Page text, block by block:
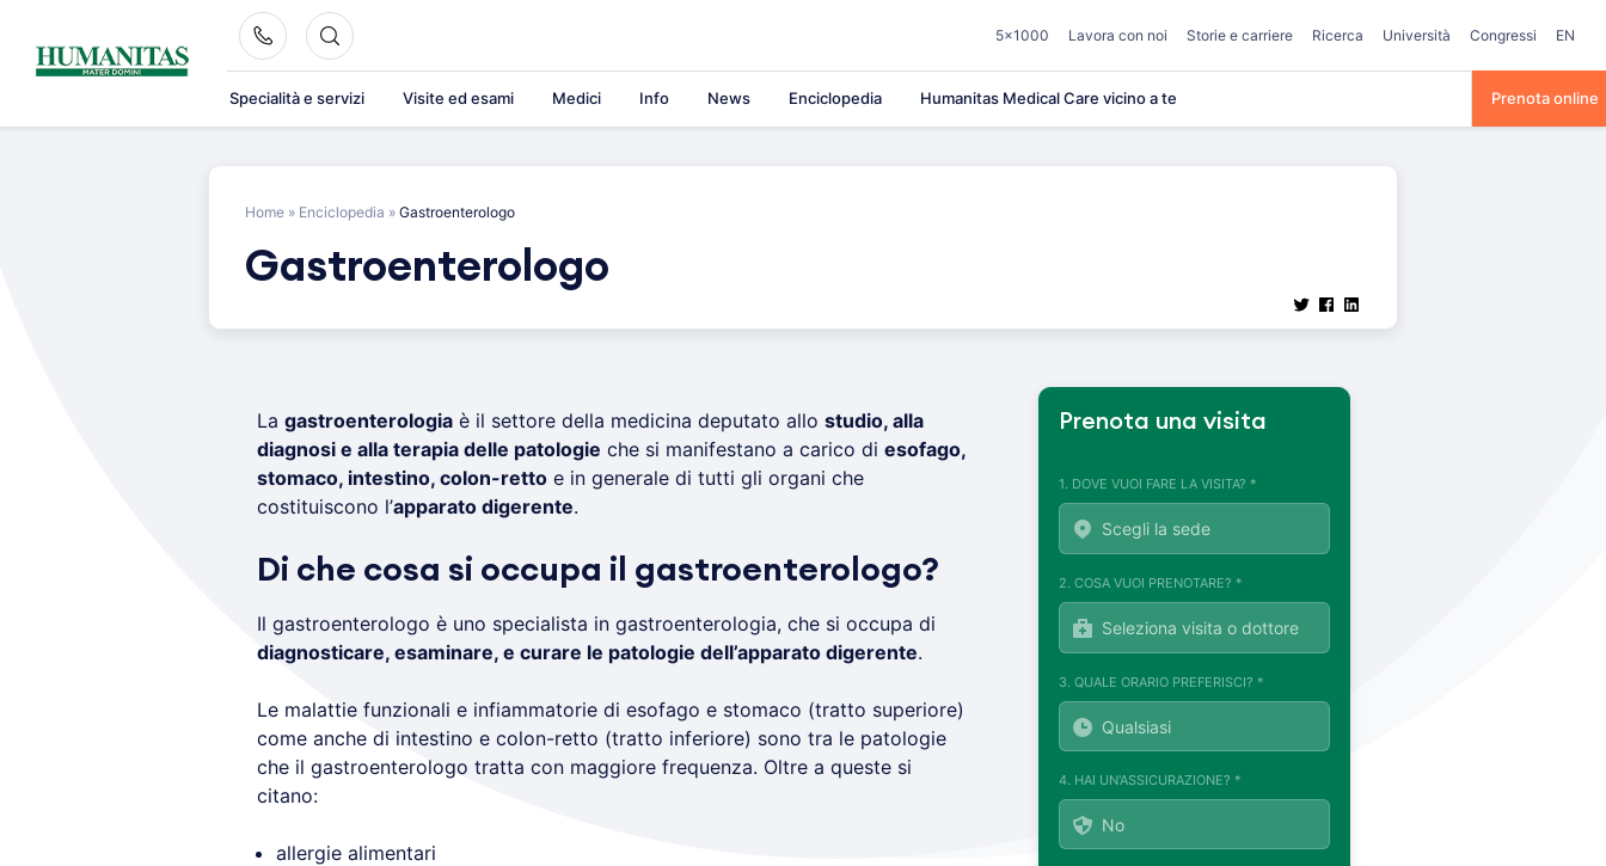
content
5×1000 Lavora con noi Storie e carriere Ricerca Università Congressi EN
Specialità e servizi Visite ed esami Medici Info News Enciclopedia Humanitas Medical Care vicino a te Prenota online
Home » Enciclopedia » Gastroenterologo
Gastroenterologo
La gastroenterologiaè il settore della medicina deputato allo studio, alla
diagnosi e alla terapia delle patologie che si manifestano a carico di esofago,
stomaco, intestino, colon-rettoe in generale di tutti gli organi che
costituiscono l’apparato digerente.
Di che cosa si occupa il gastroenterologo?
Il gastroenterologo è uno specialista in gastroenterologia, che si occupa di
diagnosticare, esaminare, e curare le patologie dell’apparato digerente.
Le malattie funzionali e infiammatorie di esofago e stomaco (tratto superiore)
come anche di intestino e colon-retto (tratto inferiore) sono tra le patologie
che il gastroenterologo tratta con maggiore frequenza. Oltre a queste si
citano:
allergie alimentari
Prenota una visita
1. DOVE VUOI FARE LA VISITA? *
2. COSA VUOI PRENOTARE? *
3. QUALE ORARIO PREFERISCI? *
4. HAI UN'ASSICURAZIONE? *